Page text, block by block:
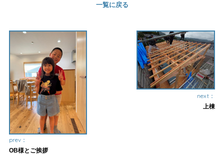
一覧に戻る
prev：
OB様とご挨拶
next：
上棟